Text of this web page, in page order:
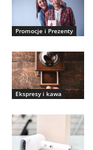
Promocje i Prezenty
Ekspresy i kawa